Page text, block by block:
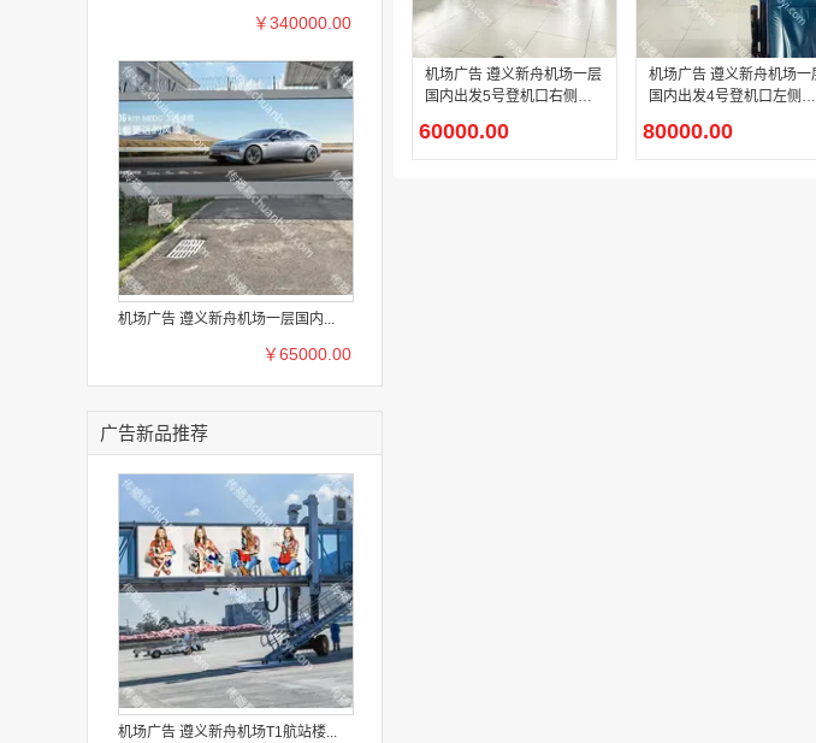
￥340000.00
机场广告 遵义新舟机场一层国内...
￥65000.00
广告新品推荐
机场广告 遵义新舟机场T1航站楼...
机场广告 遵义新舟机场一层
国内出发5号登机口右侧灯
60000.00
机场广告 遵义新舟机场一层
国内出发4号登机口左侧灯
80000.00